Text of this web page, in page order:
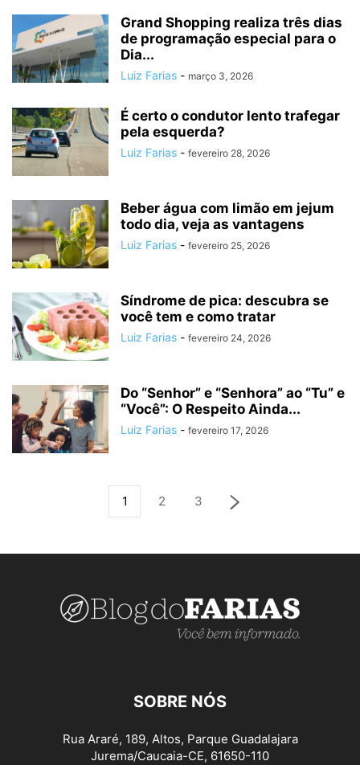
Grand Shopping realiza três dias
de programação especial para o
Dia...
Luiz Farias - março 3, 2026
É certo o condutor lento trafegar
pela esquerda?
Luiz Farias - fevereiro 28, 2026
Beber água com limão em jejum
todo dia, veja as vantagens
Luiz Farias - fevereiro 25, 2026
Síndrome de pica: descubra se
você tem e como tratar
Luiz Farias - fevereiro 24, 2026
Do “Senhor” e “Senhora” ao “Tu” e
“Você”: O Respeito Ainda...
Luiz Farias - fevereiro 17, 2026
1 2 3
SOBRE NÓS
Rua Araré, 189, Altos, Parque Guadalajara
Jurema/Caucaia-CE, 61650-110